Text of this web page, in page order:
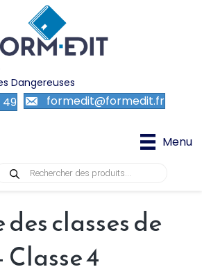
Dangereuses
49 formedit@formedit.fr
Menu
Recherche
classes de
4